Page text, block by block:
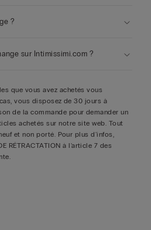
?
sur Intimissimi.com ?
que vous avez achetés vous
vous disposez de 30 jours à
de la commande pour demander un
achetés sur notre site web. Tout
et non porté. Pour plus d'infos,
RÉTRACTATION à l'article 7 des
.